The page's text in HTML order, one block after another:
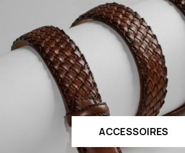
ACCESSOIRES